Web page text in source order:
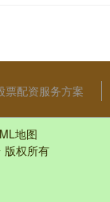
票配资服务方案
地图
版权所有